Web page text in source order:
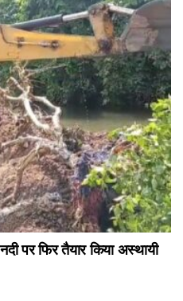
पर फिर तैयार किया अस्थायी